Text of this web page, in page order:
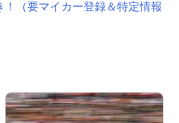
！（要マイカー登録＆特定情報